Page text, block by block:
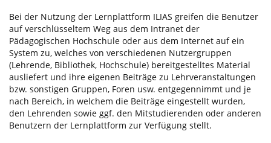
Bei der Nutzung der Lernplattform ILIAS greifen die Benutzer
auf verschlüsseltem Weg aus dem Intranet der
Pädagogischen Hochschule oder aus dem Internet auf ein
System zu, welches von verschiedenen Nutzergruppen
(Lehrende, Bibliothek, Hochschule) bereitgestelltes Material
ausliefert und ihre eigenen Beiträge zu Lehrveranstaltungen
bzw. sonstigen Gruppen, Foren usw. entgegennimmt und je
nach Bereich, in welchem die Beiträge eingestellt wurden,
den Lehrenden sowie ggf. den Mitstudierenden oder anderen
Benutzern der Lernplattform zur Verfügung stellt.